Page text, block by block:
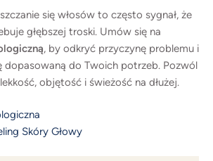
się włosów to często sygnał, że
głębszej troski. Umów się na
, by odkryć przyczynę problemu i
dopasowaną do Twoich potrzeb. Pozwól
objętość i świeżość na dłużej.
Skóry Głowy